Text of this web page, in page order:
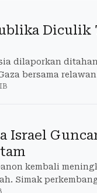
Diculik
dilaporkan
bersama
Israel
kembali
Simak